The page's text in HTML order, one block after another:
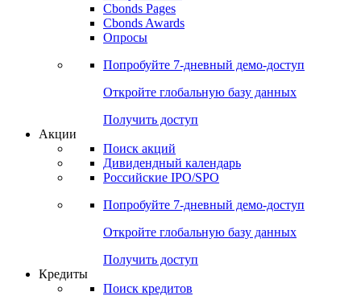
Cbonds Pages
Cbonds Awards
Опросы
Попробуйте 7-дневный демо-доступ
Откройте глобальную базу данных
Получить доступ
Акции
Поиск акций
Дивидендный календарь
Российские IPO/SPO
Попробуйте 7-дневный демо-доступ
Откройте глобальную базу данных
Получить доступ
Кредиты
Поиск кредитов